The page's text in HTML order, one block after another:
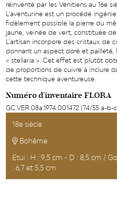
réinventé par les Vénitiens au 16e
L’aventurine est un procédé
fidèlement possible la pierre du
jaune, veinée de vert, constituée
L’artisan incorpore des cristaux de
donnant un aspect doré et pailleté,
« stellaria ». Cet effet est plutôt
de proportions de cuivre à inclure
cette technique aventureuse.
Numéro d'inventaire FLORA
GC.VER.08a.1974.001472 (74/55 a-b-
18e siècle
Bohême
Etui : H : 9,5 cm - D : 8,5 cm /
: 6,7 et 5,5 cm